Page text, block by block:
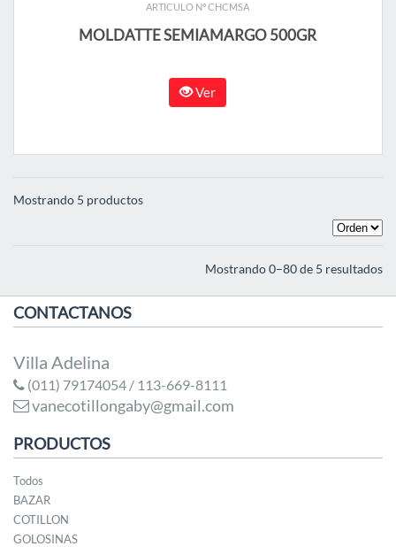
ARTICULO N° CHCMSA
MOLDATTE SEMIAMARGO 500GR
Ver
Mostrando 5 productos
Mostrando 0–80 de 5 resultados
CONTACTANOS
Villa Adelina
(011) 79174054 / 113-669-8111
vanecotillongaby@gmail.com
PRODUCTOS
Todos
BAZAR
COTILLON
GOLOSINAS